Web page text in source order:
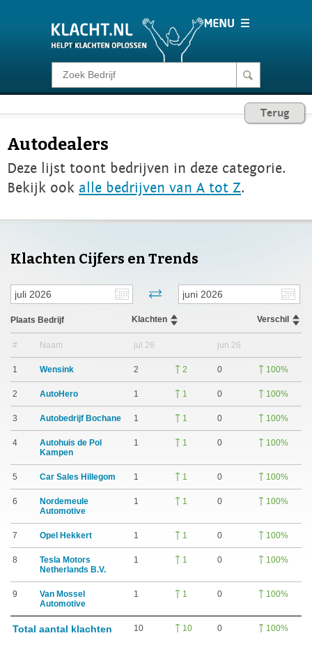
Klacht melden
Barometer
Login
Terug
Autodealers
Deze lijst toont bedrijven in deze categorie.
Bekijk ook alle bedrijven van A tot Z.
Klachten Cijfers en Trends
Plaats Bedrijf Klachten Verschil
# Naam jul 26 jun 26
1 Wensink 2 2 0 100%
2 AutoHero 1 1 0 100%
3 Autobedrijf Bochane 1 1 0 100%
4
Autohuis de Pol
Kampen
1 1 0 100%
5 Car Sales Hillegom 1 1 0 100%
6
Nordemeule
Automotive
1 1 0 100%
7 Opel Hekkert 1 1 0 100%
8
Tesla Motors
Netherlands B.V.
1 1 0 100%
9
Van Mossel
Automotive
1 1 0 100%
Total aantal klachten 10 10 0 100%